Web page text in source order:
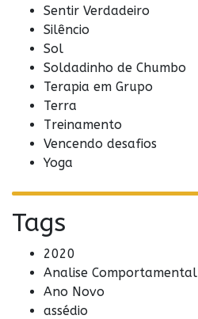
Sentir Verdadeiro
Silêncio
Sol
Soldadinho de Chumbo
Terapia em Grupo
Terra
Treinamento
Vencendo desafios
Yoga
Tags
2020
Analise Comportamental
Ano Novo
assédio